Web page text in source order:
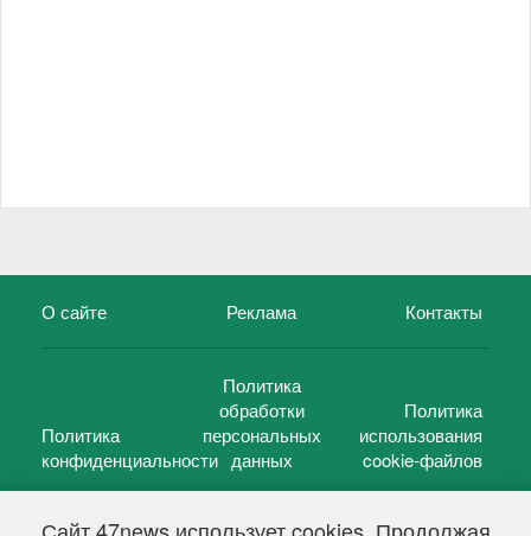
О сайте Реклама Контакты
Политика
конфиденциальности
Политика
обработки
персональных
данных
Политика
использования
cookie-файлов